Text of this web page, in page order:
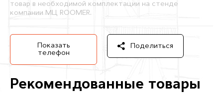
товар в необходимой комплектации на стенде
компании МЦ ROOMER.
Показать
телефон
Поделиться
Рекомендованные товары